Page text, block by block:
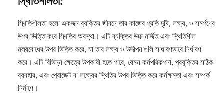
স্থিতিশীলতা হলো একজন ব্যক্তির জীবনে তার কাজের প্রতি দৃষ্টি, লক্ষ্য, ও সমর্পণের
উপর ভিত্তি করে স্থিতির অবস্থা। এটি ব্যক্তির উচ্চ মর্জিত এবং স্থিতিশীল
মূল্যবোধের উপর ভিত্তি করে, যা তার লক্ষ্য ও উদ্দীপনাগুলি সাধারণভাবে নির্ধারণ
করে। এটি বিভিন্ন ক্ষেত্রে উপকারী হতে পারে, যেমন কর্মপরিকল্পনা, প্রযুক্তির সঠিক
ব্যবহার, এবং প্রোজেক্ট বা লক্ষ্যের স্থিতির উপর ভিত্তি করে কর্মক্ষমতা এবং সম্পর্ক
নির্মাণে।